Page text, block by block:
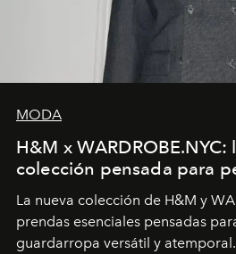
MODA
H&M x WARDROBE.NYC:
colección pensada para
La nueva colección de H&M y
prendas esenciales pensadas
guardarropa versátil y